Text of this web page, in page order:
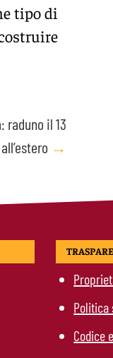
tipo di
raduno il 13
→
Politica
Codice